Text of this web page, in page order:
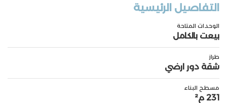
التفاصيل الرئيسية
الوحدات المتاحة
بيعت بالكامل
طراز
شقة دور ارضي
مسطح البناء
231 م²